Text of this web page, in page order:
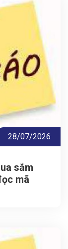
28/07/2026
sắm
mã